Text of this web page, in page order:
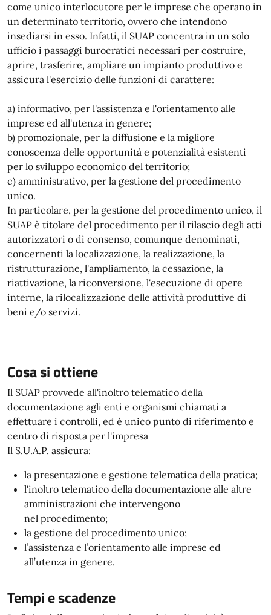
come unico interlocutore per le imprese che operano in
un determinato territorio, ovvero che intendono
insediarsi in esso. Infatti, il SUAP concentra in un solo
ufficio i passaggi burocratici necessari per costruire,
aprire, trasferire, ampliare un impianto produttivo e
assicura l'esercizio delle funzioni di carattere:
a) informativo, per l'assistenza e l'orientamento alle
imprese ed all'utenza in genere;
b) promozionale, per la diffusione e la migliore
conoscenza delle opportunità e potenzialità esistenti
per lo sviluppo economico del territorio;
c) amministrativo, per la gestione del procedimento
unico.
In particolare, per la gestione del procedimento unico, il
SUAP è titolare del procedimento per il rilascio degli atti
autorizzatori o di consenso, comunque denominati,
concernenti la localizzazione, la realizzazione, la
ristrutturazione, l'ampliamento, la cessazione, la
riattivazione, la riconversione, l'esecuzione di opere
interne, la rilocalizzazione delle attività produttive di
beni e/o servizi.
Cosa si ottiene
Il SUAP provvede all'inoltro telematico della
documentazione agli enti e organismi chiamati a
effettuare i controlli, ed è unico punto di riferimento e
centro di risposta per l'impresa
Il S.U.A.P. assicura:
la presentazione e gestione telematica della pratica;
l'inoltro telematico della documentazione alle altre
amministrazioni che intervengono
nel procedimento;
la gestione del procedimento unico;
l’assistenza e l’orientamento alle imprese ed
all’utenza in genere.
Tempi e scadenze